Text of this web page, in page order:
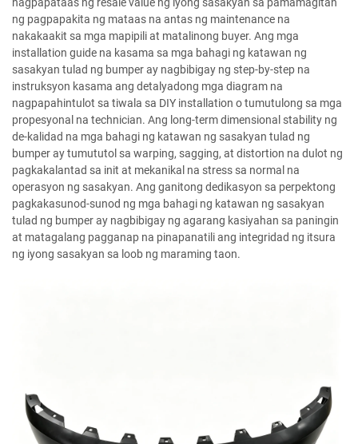
ng pagpapakita ng mataas na antas ng maintenance na
nakakaakit sa mga mapipili at matalinong buyer. Ang mga
installation guide na kasama sa mga bahagi ng katawan ng
sasakyan tulad ng bumper ay nagbibigay ng step-by-step na
instruksyon kasama ang detalyadong mga diagram na
nagpapahintulot sa tiwala sa DIY installation o tumutulong sa mga
propesyonal na technician. Ang long-term dimensional stability ng
de-kalidad na mga bahagi ng katawan ng sasakyan tulad ng
bumper ay tumututol sa warping, sagging, at distortion na dulot ng
pagkakalantad sa init at mekanikal na stress sa normal na
operasyon ng sasakyan. Ang ganitong dedikasyon sa perpektong
pagkakasunod-sunod ng mga bahagi ng katawan ng sasakyan
tulad ng bumper ay nagbibigay ng agarang kasiyahan sa paningin
at matagalang pagganap na pinapanatili ang integridad ng itsura
ng iyong sasakyan sa loob ng maraming taon.